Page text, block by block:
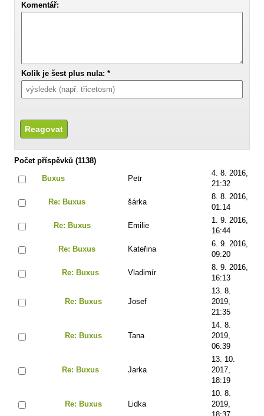
Komentář:
Kolik je šest plus nula: *
Počet příspěvků (1138)
Buxus
Petr
4. 8. 2016,
21:32
Re: Buxus šárka
8. 8. 2016,
01:14
Re: Buxus Emilie
1. 9. 2016,
16:44
Re: Buxus Kateřina
6. 9. 2016,
09:20
Re: Buxus Vladimír
8. 9. 2016,
16:13
Re: Buxus Josef
13. 8.
2019,
21:35
Re: Buxus Tana
14. 8.
2019,
06:39
Re: Buxus Jarka
13. 10.
2017,
18:19
Re: Buxus Lidka
10. 8.
2019,